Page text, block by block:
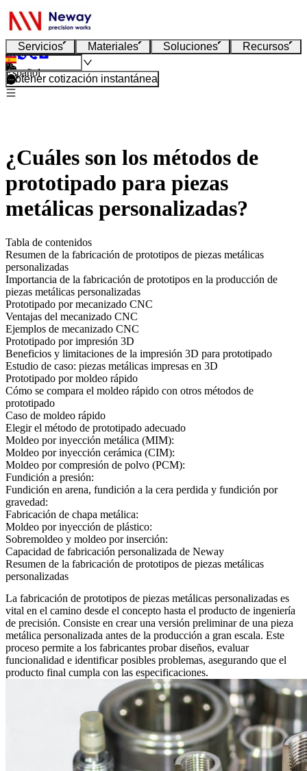
Servicios Materiales Soluciones Recursos
Español
Obtener cotización instantánea
¿Cuáles son los métodos de
prototipado para piezas
metálicas personalizadas?
Tabla de contenidos
Resumen de la fabricación de prototipos de piezas metálicas
personalizadas
Importancia de la fabricación de prototipos en la producción de
piezas metálicas personalizadas
Prototipado por mecanizado CNC
Ventajas del mecanizado CNC
Ejemplos de mecanizado CNC
Prototipado por impresión 3D
Beneficios y limitaciones de la impresión 3D para prototipado
Estudio de caso: piezas metálicas impresas en 3D
Prototipado por moldeo rápido
Cómo se compara el moldeo rápido con otros métodos de
prototipado
Caso de moldeo rápido
Elegir el método de prototipado adecuado
Moldeo por inyección metálica (MIM):
Moldeo por inyección cerámica (CIM):
Moldeo por compresión de polvo (PCM):
Fundición a presión:
Fundición en arena, fundición a la cera perdida y fundición por
gravedad:
Fabricación de chapa metálica:
Moldeo por inyección de plástico:
Sobremoldeo y moldeo por inserción:
Capacidad de fabricación personalizada de Neway
Resumen de la fabricación de prototipos de piezas metálicas
personalizadas
La fabricación de prototipos de piezas metálicas personalizadas es
vital en el camino desde el concepto hasta el producto de ingeniería
de precisión. Consiste en crear una versión preliminar de una pieza
metálica personalizada antes de la producción a gran escala. Este
proceso permite a los fabricantes probar diseños, evaluar
funcionalidad e identificar posibles problemas, asegurando que el
producto final cumpla con las especificaciones.